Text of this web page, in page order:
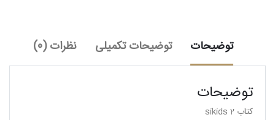
توضیحات توضیحات تکمیلی نظرات (0)
توضیحات
کتاب sikids 2